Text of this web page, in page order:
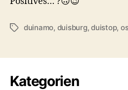
Schlagwörter
duinamo, duisburg,duistop,
Kategorien